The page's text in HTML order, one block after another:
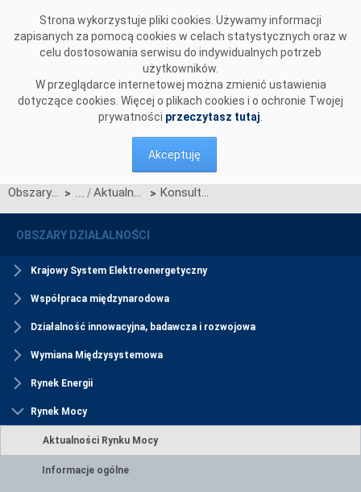
Strona wykorzystuje pliki cookies. Używamy informacji
zapisanych za pomocą cookies w celach statystycznych oraz w
celu dostosowania serwisu do indywidualnych potrzeb
użytkowników.
W przeglądarce internetowej można zmienić ustawienia
dotyczące cookies. Więcej o plikach cookies i o ochronie Twojej
prywatności przeczytasz tutaj
Akceptuję
Obszary działalności > Aktualności Rynku Mocy > Konsultacje projektu Karty aktualizacji nr RRM/Z/2/2020 Regulaminu rynku mocy
OBSZARY DZIAŁALNOŚCI
Krajowy System Elektroenergetyczny
Współpraca międzynarodowa
Działalność innowacyjna, badawcza i rozwojowa
Wymiana Międzysystemowa
Rynek Energii
Rynek Mocy
Aktualności Rynku Mocy
Informacje ogólne